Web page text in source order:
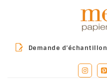
Demande d’échantillon